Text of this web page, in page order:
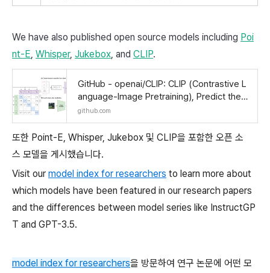
We have also published open source models including Poi
nt-E Whisper, Jukebox , and CLIP.
GitHub - openai/CLIP: CLIP (Contrastive L
anguage-Image Pretraining), Predict the
most relevant text snippet given an imag
e
github.com
또한 Point-E, Whisper, Jukebox 및 CLIP을 포함한 오픈 소
스 모델을 게시했습니다.
Visit our model index for researchers to learn more about
which models have been featured in our research papers
and the differences between model series like InstructGP
T and GPT-3.5.
model index for researchers을 방문하여 연구 논문에 어떤 모